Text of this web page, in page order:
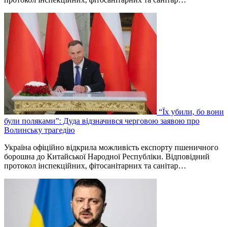
“Їх убили, бо вони
були поляками”: Дуда відзначився черговою заявою про
Волинську трагедію
Україна офіційно відкрила можливість експорту пшеничного
борошна до Китайської Народної Республіки. Відповідний
протокол інспекційних, фітосанітарних та санітар…